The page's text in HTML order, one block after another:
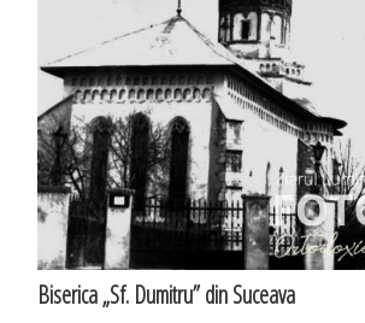
Biserica „Sf. Dumitru” din Suceava